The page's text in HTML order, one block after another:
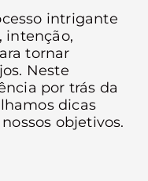
intrigante
intenção,
tornar
Neste
por trás da
dicas
objetivos.